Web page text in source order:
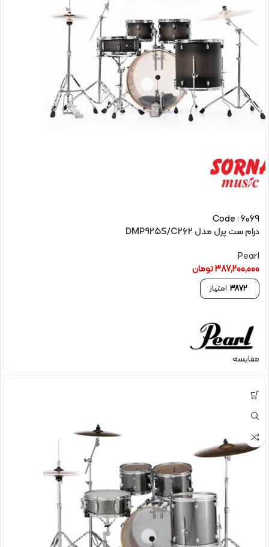
Code : 6069
درام ست پرل مدل DMP925S/C262
Pearl
387,200,000تومان
3872 امتیاز
مقایسه